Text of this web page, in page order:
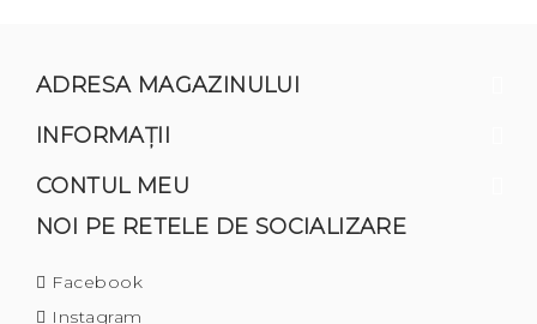
ADRESA MAGAZINULUI
INFORMAŢII
CONTUL MEU
NOI PE RETELE DE SOCIALIZARE
Facebook
Instagram